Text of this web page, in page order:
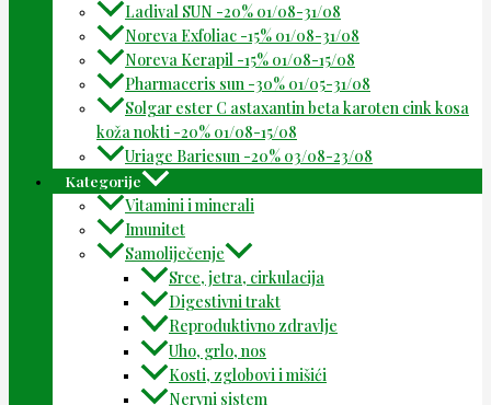
Ladival SUN -20% 01/08-31/08
Noreva Exfoliac -15% 01/08-31/08
Noreva Kerapil -15% 01/08-15/08
Pharmaceris sun -30% 01/05-31/08
Solgar ester C astaxantin beta karoten cink kosa
koža nokti -20% 01/08-15/08
Uriage Bariesun -20% 03/08-23/08
Kategorije
Vitamini i minerali
Imunitet
Samoliječenje
Srce, jetra, cirkulacija
Digestivni trakt
Reproduktivno zdravlje
Uho, grlo, nos
Kosti, zglobovi i mišići
Nervni sistem